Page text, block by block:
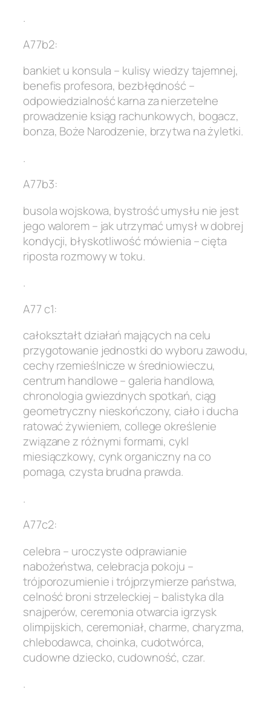
.
A77b2:
bankiet u konsula – kulisy wiedzy tajemnej,
benefis profesora, bezbłędność –
odpowiedzialność karna za nierzetelne
prowadzenie ksiąg rachunkowych, bogacz,
bonza, Boże Narodzenie, brzytwa na żyletki.
.
A77b3:
busola wojskowa, bystrość umysłu nie jest
jego walorem – jak utrzymać umysł w dobrej
kondycji, błyskotliwość mówienia – cięta
riposta rozmowy w toku.
.
A77 c1:
całokształt działań mających na celu
przygotowanie jednostki do wyboru zawodu,
cechy rzemieślnicze w średniowieczu,
centrum handlowe – galeria handlowa,
chronologia gwiezdnych spotkań, ciąg
geometryczny nieskończony, ciało i ducha
ratować żywieniem, college określenie
związane z różnymi formami, cykl
miesiączkowy, cynk organiczny na co
pomaga, czysta brudna prawda.
.
A77c2:
celebra – uroczyste odprawianie
nabożeństwa, celebracja pokoju –
trójporozumienie i trójprzymierze państwa,
celność broni strzeleckiej – balistyka dla
snajperów, ceremonia otwarcia igrzysk
olimpijskich, ceremoniał, charme, charyzma,
chlebodawca, choinka, cudotwórca,
cudowne dziecko, cudowność, czar.
.